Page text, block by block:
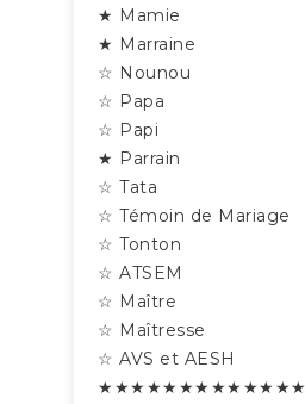
★ Mamie
★ Marraine
☆ Nounou
☆ Papa
☆ Papi
★ Parrain
☆ Tata
☆ Témoin de Mariage
☆ Tonton
☆ ATSEM
☆ Maître
☆ Maîtresse
☆ AVS et AESH
★★★★★★★★★★★★★